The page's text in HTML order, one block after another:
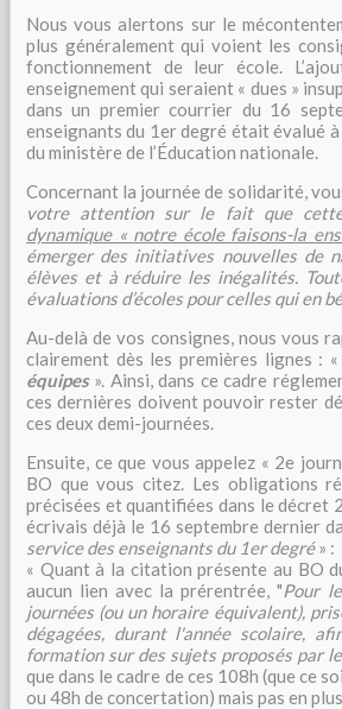
Nous vous alertons sur le
plus généralement qui voient les
fonctionnement de leur école.
enseignement qui seraient « dues »
dans un premier courrier du 16
enseignants du 1er degré était évalué
du ministère de l’Éducation nationale.
Concernant la journée de solidarité,
votre attention sur le fait que
dynamique « notre école faisons-la
émerger des initiatives nouvelles de
élèves et à réduire les inégalités.
évaluations d’écoles pour celles qui en
Au-delà de vos consignes, nous vous
clairement dès les premières lignes : «
équipes». Ainsi, dans ce cadre
ces dernières doivent pouvoir rester
ces deux demi-journées.
Ensuite, ce que vous appelez « 2e
BO que vous citez. Les obligations
précisées et quantifiées dans le décret
écrivais déjà le 16 septembre dernier
service des enseignants du 1er degré» :
« Quant à la citation présente au BO
aucun lien avec la prérentrée, "Pour
journées (ou un horaire équivalent),
dégagées, durant l'année scolaire,
formation sur des sujets proposés par
que dans le cadre de ces 108h (que ce
ou 48h de concertation) mais pas en